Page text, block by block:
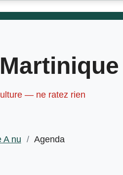
— ne ratez rien
A nu / Agenda